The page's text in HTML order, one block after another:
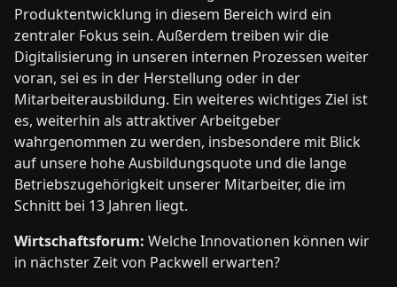
Produktentwicklung in diesem Bereich wird ein
zentraler Fokus sein. Außerdem treiben wir die
Digitalisierung in unseren internen Prozessen weiter
voran, sei es in der Herstellung oder in der
Mitarbeiterausbildung. Ein weiteres wichtiges Ziel ist
es, weiterhin als attraktiver Arbeitgeber
wahrgenommen zu werden, insbesondere mit Blick
auf unsere hohe Ausbildungsquote und die lange
Betriebszugehörigkeit unserer Mitarbeiter, die im
Schnitt bei 13 Jahren liegt.
Wirtschaftsforum: Welche Innovationen können wir
in nächster Zeit von Packwell erwarten?